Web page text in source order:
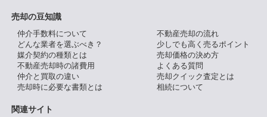
売却の豆知識
仲介手数料について
どんな業者を選ぶべき？
媒介契約の種類とは
不動産売却時の諸費用
仲介と買取の違い
売却時に必要な書類とは
不動産売却の流れ
少しでも高く売るポイント
売却価格の決め方
よくある質問
売却クイック査定とは
相続について
関連サイト